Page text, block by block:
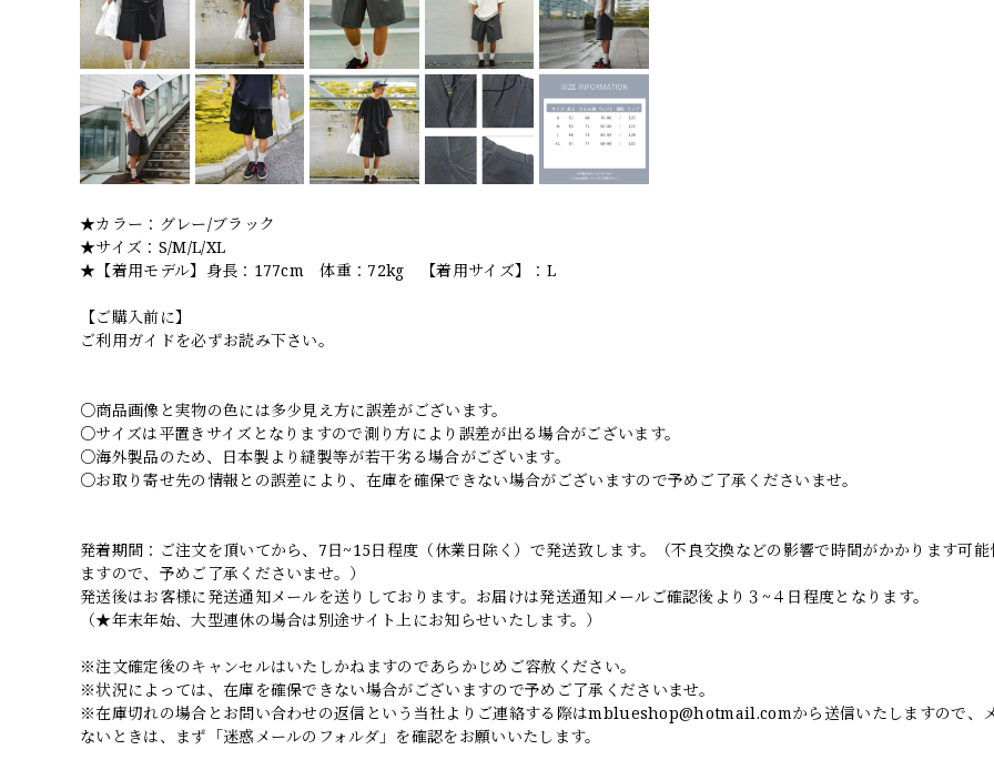
★カラー：グレー/ブラック
★サイズ：S/M/L/XL
★【着用モデル】身長：177cm 体重：72kg 【着用サイズ】：L
【ご購入前に】
ご利用ガイドを必ずお読み下さい。
○商品画像と実物の色には多少見え方に誤差がございます。
○サイズは平置きサイズとなりますので測り方により誤差が出る場合がございます。
○海外製品のため、日本製より縫製等が若干劣る場合がございます。
○お取り寄せ先の情報との誤差により、在庫を確保できない場合がございますので予めご了承くださいませ。
発着期間：ご注文を頂いてから、7日~15日程度（休業日除く）で発送致します。（不良交換などの影響で時間がかかります可能
ますので、予めご了承くださいませ。）
発送後はお客様に発送通知メールを送りしております。お届けは発送通知メールご確認後より３~４日程度となります。
（★年末年始、大型連休の場合は別途サイト上にお知らせいたします。）
※注文確定後のキャンセルはいたしかねますのであらかじめご容赦ください。
※状況によっては、在庫を確保できない場合がございますので予めご了承くださいませ。
※在庫切れの場合とお問い合わせの返信という当社よりご連絡する際はmblueshop@hotmail.comから送信いたしますので、
ないときは、まず「迷惑メールのフォルダ」を確認をお願いいたします。